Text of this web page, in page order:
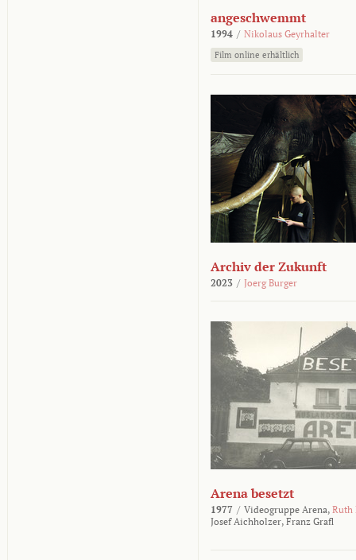
angeschwemmt
1994 / Nikolaus Geyrhalter
Film online erhältlich
Archiv der Zukunft
2023 / Joerg Burger
Arena besetzt
1977 / Videogruppe Arena, Ruth
Josef Aichholzer, Franz Grafl